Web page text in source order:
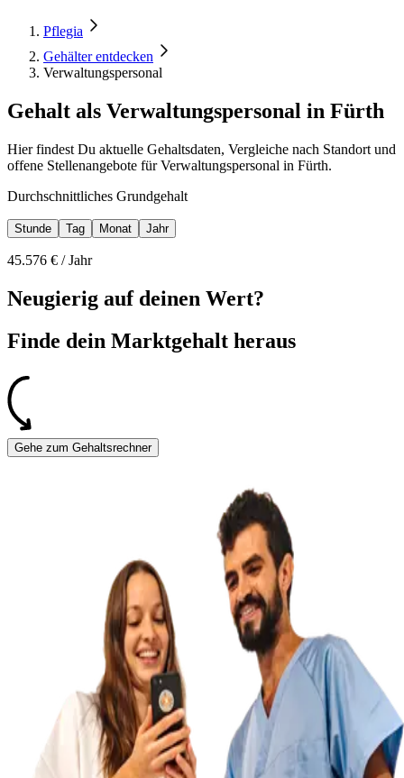
Pflegia
Gehälter entdecken
Verwaltungspersonal
Gehalt als Verwaltungspersonal in Fürth
Hier findest Du aktuelle Gehaltsdaten, Vergleiche nach Standort und
offene Stellenangebote für Verwaltungspersonal in Fürth.
Durchschnittliches Grundgehalt
Stunde Tag Monat Jahr
45.576 € /Jahr
Neugierig auf deinen Wert?
Finde dein Marktgehalt heraus
Gehe zum Gehaltsrechner